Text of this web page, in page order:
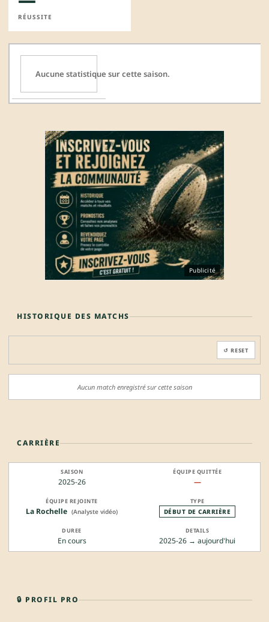
RÉUSSITE
Aucune statistique sur cette saison.
Publicité
HISTORIQUE DES MATCHS
↺ RESET
Aucun match enregistré sur cette saison
CARRIÈRE
2025-26 —
La Rochelle (Analyste vidéo) DÉBUT DE CARRIÈRE
En cours 2025-26 → aujourd'hui
🔒 PROFIL PRO